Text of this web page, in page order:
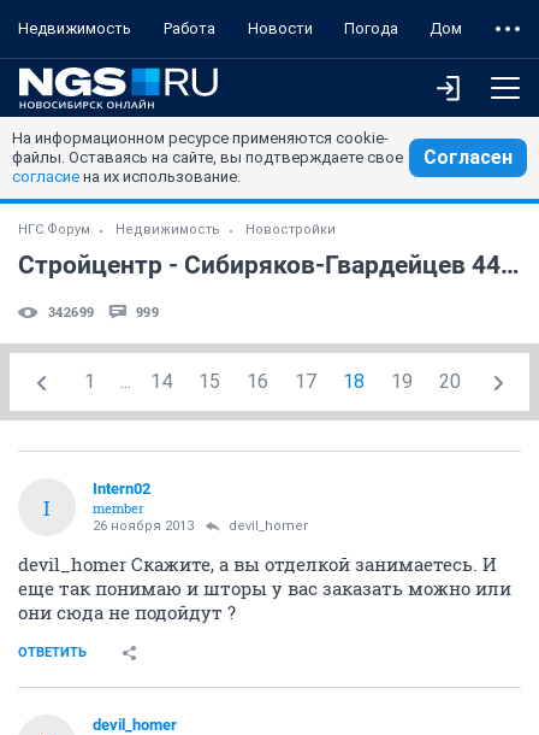
Недвижимость Работа Новости Погода Дом
На информационном ресурсе применяются cookie-
файлы. Оставаясь на сайте, вы подтверждаете свое
согласие на их использование.
Согласен
НГС.Форум Недвижимость Новостройки
Стройцентр - Сибиряков-Гвардейцев 44/7
342699 999
1 ... 14 15 16 17 18 19 20
I
Intern02
member
26 ноября 2013 devil_homer
devil_homer Скажите, а вы отделкой занимаетесь. И
еще так понимаю и шторы у вас заказать можно или
они сюда не подойдут ?
ОТВЕТИТЬ
devil_homer